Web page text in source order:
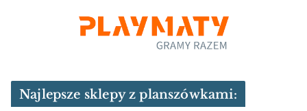
Najlepsze sklepy z planszówkami: